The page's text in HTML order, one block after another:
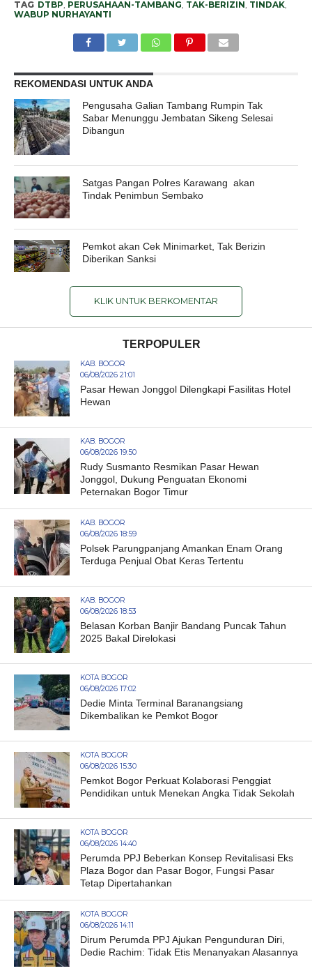
TAG DTBP PERUSAHAAN-TAMBANG TAK-BERIZIN TINDAK,
WABUP NURHAYANTI
REKOMENDASI UNTUK ANDA
Pengusaha Galian Tambang Rumpin Tak
Sabar Menunggu Jembatan Sikeng Selesai
Dibangun
Satgas Pangan Polres Karawang akan
Tindak Penimbun Sembako
Pemkot akan Cek Minimarket, Tak Berizin
Diberikan Sanksi
KLIK UNTUK BERKOMENTAR
TERPOPULER
KAB. BOGOR
06/08/2026 21:01
Pasar Hewan Jonggol Dilengkapi Fasilitas Hotel
Hewan
KAB. BOGOR
06/08/2026 19:50
Rudy Susmanto Resmikan Pasar Hewan
Jonggol, Dukung Penguatan Ekonomi
Peternakan Bogor Timur
KAB. BOGOR
06/08/2026 18:59
Polsek Parungpanjang Amankan Enam Orang
Terduga Penjual Obat Keras Tertentu
KAB. BOGOR
06/08/2026 18:53
Belasan Korban Banjir Bandang Puncak Tahun
2025 Bakal Direlokasi
KOTA BOGOR
06/08/2026 17:02
Dedie Minta Terminal Baranangsiang
Dikembalikan ke Pemkot Bogor
KOTA BOGOR
06/08/2026 15:30
Pemkot Bogor Perkuat Kolaborasi Penggiat
Pendidikan untuk Menekan Angka Tidak Sekolah
KOTA BOGOR
06/08/2026 14:40
Perumda PPJ Beberkan Konsep Revitalisasi Eks
Plaza Bogor dan Pasar Bogor, Fungsi Pasar
Tetap Dipertahankan
KOTA BOGOR
06/08/2026 14:11
Dirum Perumda PPJ Ajukan Pengunduran Diri,
Dedie Rachim: Tidak Etis Menanyakan Alasannya